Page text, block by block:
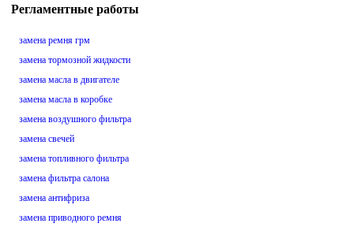
Регламентные работы
замена ремня грм
замена тормозной жидкости
замена масла в двигателе
замена масла в коробке
замена воздушного фильтра
замена свечей
замена топливного фильтра
замена фильтра салона
замена антифриза
замена приводного ремня